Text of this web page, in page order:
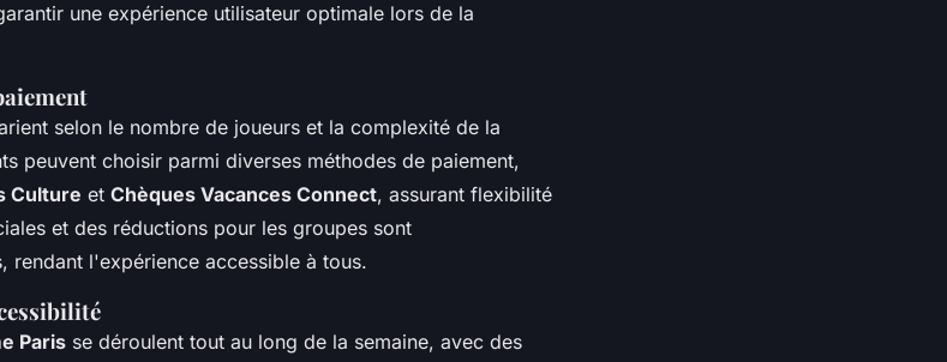
une expérience utilisateur optimale lors de la
selon le nombre de joueurs et la complexité de la
peuvent choisir parmi diverses méthodes de paiement,
Culture et Chèques Vacances Connect, assurant flexibilité
et des réductions pour les groupes sont
rendant l'expérience accessible à tous.
Paris se déroulent tout au long de la semaine, avec des